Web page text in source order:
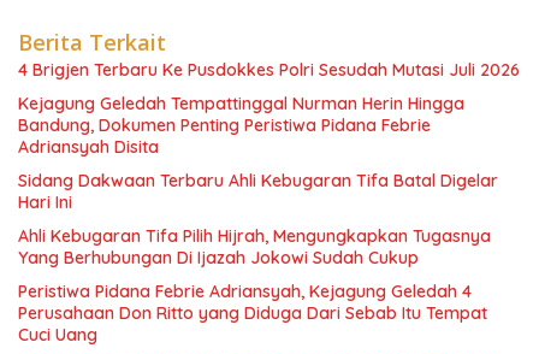
Berita Terkait
4 Brigjen Terbaru Ke Pusdokkes Polri Sesudah Mutasi Juli 2026
Kejagung Geledah Tempattinggal Nurman Herin Hingga
Bandung, Dokumen Penting Peristiwa Pidana Febrie
Adriansyah Disita
Sidang Dakwaan Terbaru Ahli Kebugaran Tifa Batal Digelar
Hari Ini
Ahli Kebugaran Tifa Pilih Hijrah, Mengungkapkan Tugasnya
Yang Berhubungan Di Ijazah Jokowi Sudah Cukup
Peristiwa Pidana Febrie Adriansyah, Kejagung Geledah 4
Perusahaan Don Ritto yang Diduga Dari Sebab Itu Tempat
Cuci Uang